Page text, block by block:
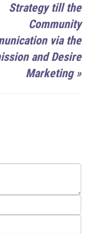
Strategy till the
Community
via the
and Desire
Marketing»